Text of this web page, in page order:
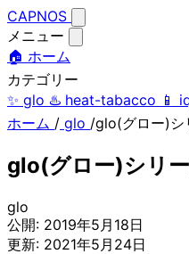
CAPNOS
メニュー
🏠 ホーム
カテゴリー
✨ glo ♨️ heat-tabacco 📱
ホーム / glo /glo(グロー)シ
glo(グロー)シリ
glo
公開: 2019年5月18日
更新: 2021年5月24日